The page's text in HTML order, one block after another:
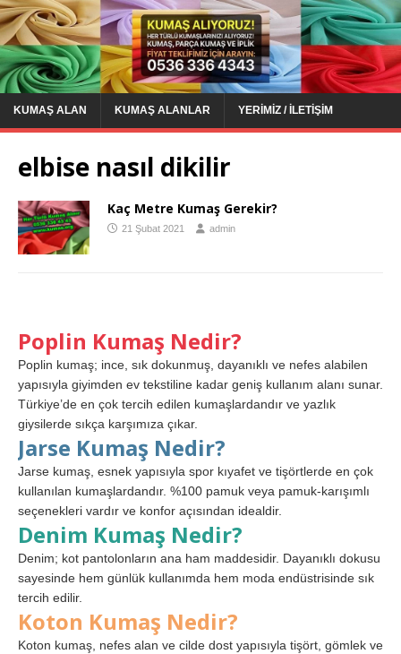
KUMAŞ ALAN KUMAŞ ALANLAR YERIMIZ / İLETIŞIM
elbise nasıl dikilir
Kaç Metre Kumaş Gerekir?
21 Şubat 2021 admin
Poplin Kumaş Nedir?
Poplin kumaş; ince, sık dokunmuş, dayanıklı ve nefes alabilen
yapısıyla giyimden ev tekstiline kadar geniş kullanım alanı sunar.
Türkiye’de en çok tercih edilen kumaşlardandır ve yazlık
giysilerde sıkça karşımıza çıkar.
Jarse Kumaş Nedir?
Jarse kumaş, esnek yapısıyla spor kıyafet ve tişörtlerde en çok
kullanılan kumaşlardandır. %100 pamuk veya pamuk-karışımlı
seçenekleri vardır ve konfor açısından idealdir.
Denim Kumaş Nedir?
Denim; kot pantolonların ana ham maddesidir. Dayanıklı dokusu
sayesinde hem günlük kullanımda hem moda endüstrisinde sık
tercih edilir.
Koton Kumaş Nedir?
Koton kumaş, nefes alan ve cilde dost yapısıyla tişört, gömlek ve